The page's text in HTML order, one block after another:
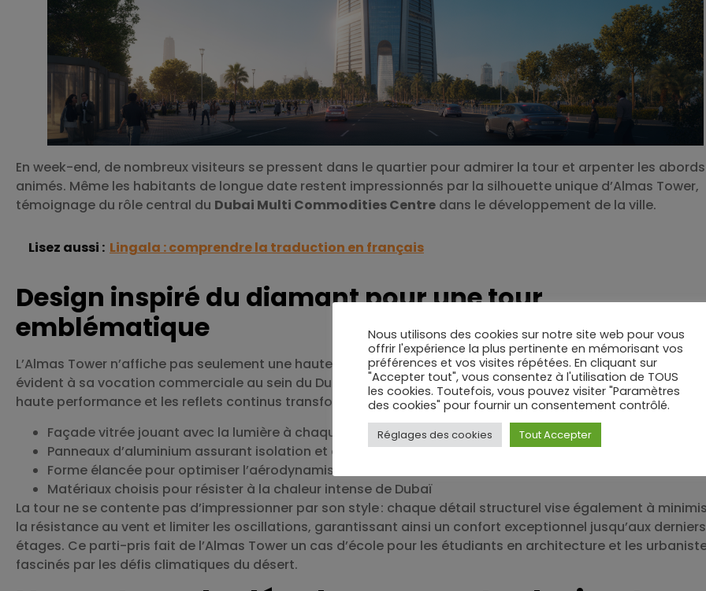
En week-end, de nombreux visiteurs se pressent dans le quartier pour admirer la tour et arpenter les abords
animés. Même les habitants de longue date restent impressionnés par la silhouette unique d’Almas Tower,
témoignage du rôle central du Dubai Multi Commodities Centre dans le développement de la ville.
Lisez aussi : Lingala : comprendre la traduction en français
Design inspiré du diamant pour une tour
emblématique
L’Almas Tower n’affiche pas seulement une hauteur vertigineuse : son design évoque un diamant, clin d’œil
évident à sa vocation commerciale au sein du Dubai Diamond Exchange. Les lignes coupées, la façade en
haute performance et les reflets continus transforment l’édifice en joyau urbain.
Façade vitrée jouant avec la lumière à chaque instant
Panneaux d’aluminium assurant isolation et esthétique
Forme élancée pour optimiser l’aérodynamisme
Matériaux choisis pour résister à la chaleur intense de Dubaï
La tour ne se contente pas d’impressionner par son style : chaque détail structurel vise également à
la résistance au vent et limiter les oscillations, garantissant ainsi un confort exceptionnel jusqu’aux derniers
étages. Ce parti-pris fait de l’Almas Tower un cas d’école pour les étudiants en architecture et les
fascinés par les défis climatiques du désert.
Nous utilisons des cookies sur notre site web pour vous
offrir l'expérience la plus pertinente en mémorisant vos
préférences et vos visites répétées. En cliquant sur
"Accepter tout", vous consentez à l'utilisation de TOUS
les cookies. Toutefois, vous pouvez visiter "Paramètres
des cookies" pour fournir un consentement contrôlé.
Réglages des cookies Tout Accepter